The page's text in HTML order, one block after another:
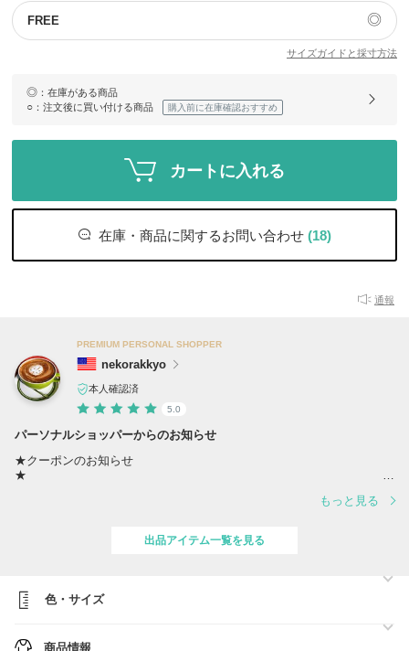
FREE ◎
サイズガイドと採寸方法
◎ ：在庫がある商品
○ ：注文後に買い付ける商品 購入前に在庫確認おすすめ
カートに入れる
在庫・商品に関するお問い合わせ (18)
通報
PREMIUM PERSONAL SHOPPER
nekorakkyo
本人確認済
5.0
パーソナルショッパーからのお知らせ
★クーポンのお知らせ
☆nekorakkyoは、バイマ独自の基準にて認定された信頼と10年の実績
を持つプレミアムパーソナルショッパーです。
☆取り扱う商品は新品、本物であることを保障しますので、ご安心下さ
いませ。
もっと見る
出品アイテム一覧を見る
色・サイズ
商品情報